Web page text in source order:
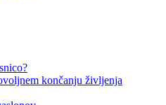
končanju življenja